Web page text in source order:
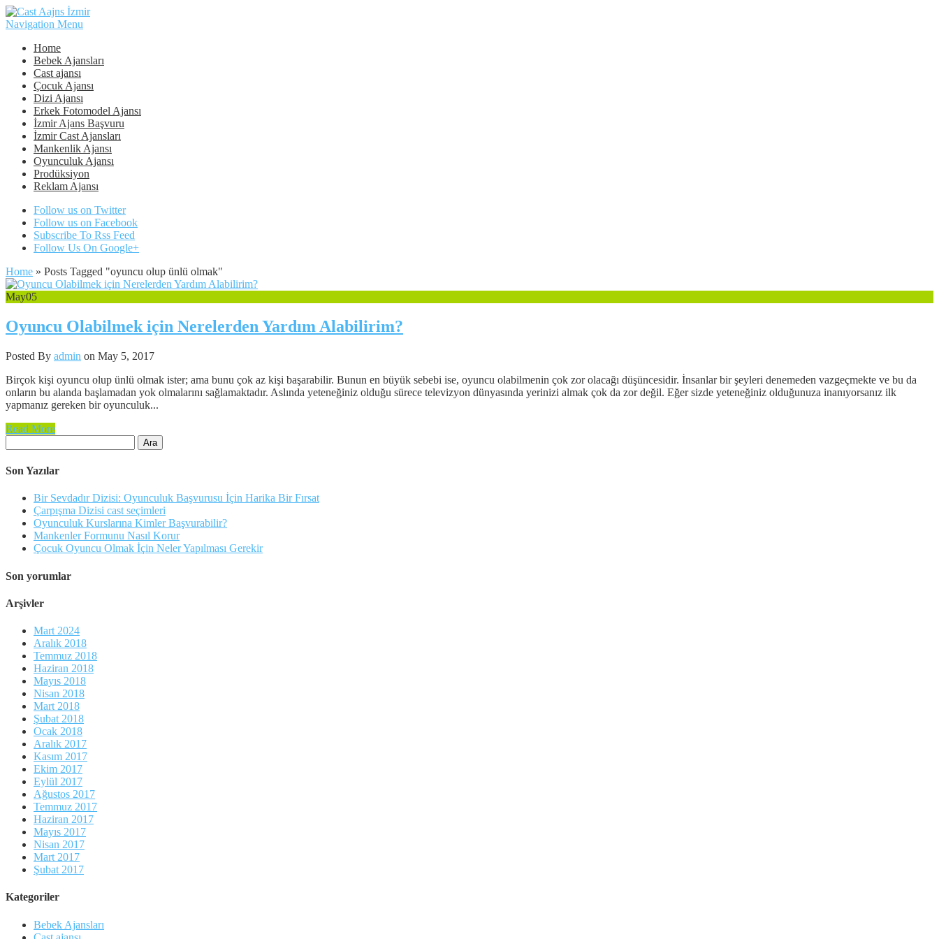
Navigation Menu
Home
Bebek Ajansları
Cast ajansı
Çocuk Ajansı
Dizi Ajansı
Erkek Fotomodel Ajansı
İzmir Ajans Başvuru
İzmir Cast Ajansları
Mankenlik Ajansı
Oyunculuk Ajansı
Prodüksiyon
Reklam Ajansı
Follow us on Twitter
Follow us on Facebook
Subscribe To Rss Feed
Follow Us On Google+
Home » Posts Tagged "oyuncu olup ünlü olmak"
May05
Oyuncu Olabilmek için Nerelerden Yardım Alabilirim?
Posted By admin on May 5, 2017
Birçok kişi oyuncu olup ünlü olmak ister; ama bunu çok az kişi başarabilir. Bunun en büyük sebebi ise, oyuncu olabilmenin çok zor olacağı düşüncesidir. İnsanlar bir şeyleri denemeden vazgeçmekte ve bu da
onların bu alanda başlamadan yok olmalarını sağlamaktadır. Aslında yeteneğiniz olduğu sürece televizyon dünyasında yerinizi almak çok da zor değil. Eğer sizde yeteneğiniz olduğunuza inanıyorsanız ilk
yapmanız gereken bir oyunculuk...
Read More
Son Yazılar
Bir Sevdadır Dizisi: Oyunculuk Başvurusu İçin Harika Bir Fırsat
Çarpışma Dizisi cast seçimleri
Oyunculuk Kurslarına Kimler Başvurabilir?
Mankenler Formunu Nasıl Korur
Çocuk Oyuncu Olmak İçin Neler Yapılması Gerekir
Son yorumlar
Arşivler
Mart 2024
Aralık 2018
Temmuz 2018
Haziran 2018
Mayıs 2018
Nisan 2018
Mart 2018
Şubat 2018
Ocak 2018
Aralık 2017
Kasım 2017
Ekim 2017
Eylül 2017
Ağustos 2017
Temmuz 2017
Haziran 2017
Mayıs 2017
Nisan 2017
Mart 2017
Şubat 2017
Kategoriler
Bebek Ajansları